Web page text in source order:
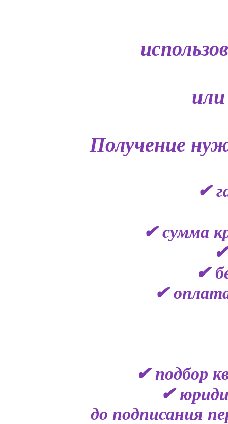
Получение
✔
✔ сумма
✔
✔
✔ подбор
✔
до подписания